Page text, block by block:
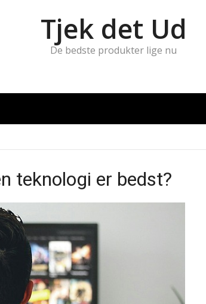
Tjek det Ud
De bedste produkter lige nu
teknologi er bedst?